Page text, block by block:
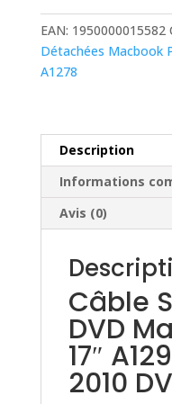
DVD
MacBook
Pro
2010
DVD
d'origine
EAN: 1950000015582
Détachées Macbook
A1278
Description
Informations
Avis (0)
Câble
DVD
17″
2010